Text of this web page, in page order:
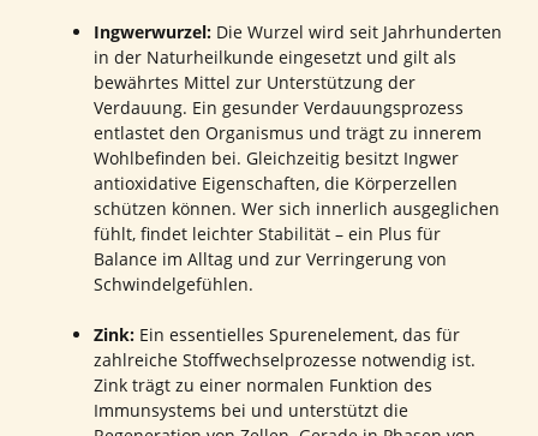
Ingwerwurzel: Die Wurzel wird seit Jahrhunderten
in der Naturheilkunde eingesetzt und gilt als
bewährtes Mittel zur Unterstützung der
Verdauung. Ein gesunder Verdauungsprozess
entlastet den Organismus und trägt zu innerem
Wohlbefinden bei. Gleichzeitig besitzt Ingwer
antioxidative Eigenschaften, die Körperzellen
schützen können. Wer sich innerlich ausgeglichen
fühlt, findet leichter Stabilität – ein Plus für
Balance im Alltag und zur Verringerung von
Schwindelgefühlen.
Zink: Ein essentielles Spurenelement, das für
zahlreiche Stoffwechselprozesse notwendig ist.
Zink trägt zu einer normalen Funktion des
Immunsystems bei und unterstützt die